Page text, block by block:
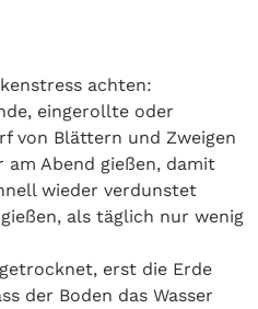
achten:
eingerollte oder
von Blättern und Zweigen
Abend gießen, damit
wieder verdunstet
als täglich nur wenig
erst die Erde
der Boden das Wasser